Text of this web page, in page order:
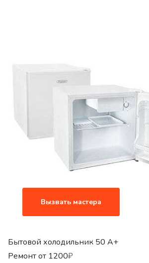
Вызвать мастера
Бытовой холодильник 50 A+
Ремонт от 1200₽